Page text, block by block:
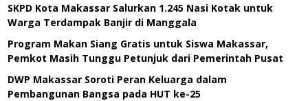
SKPD Kota Makassar Salurkan 1.245 Nasi Kotak untuk
Warga Terdampak Banjir di Manggala
Program Makan Siang Gratis untuk Siswa Makassar,
Pemkot Masih Tunggu Petunjuk dari Pemerintah Pusat
DWP Makassar Soroti Peran Keluarga dalam
Pembangunan Bangsa pada HUT ke-25